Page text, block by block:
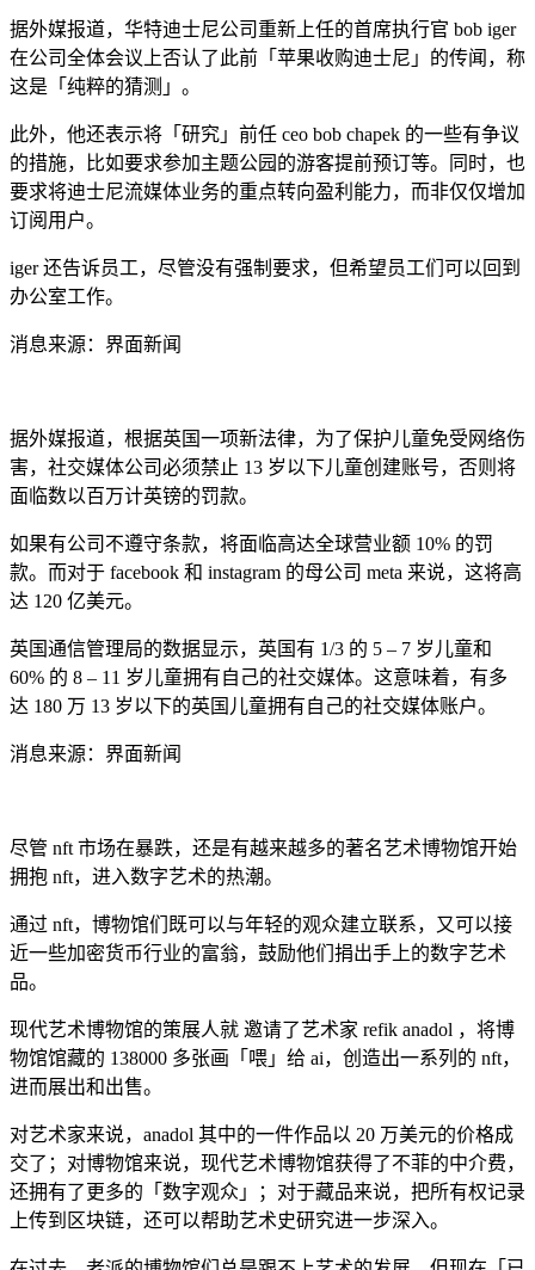
据外媒报道，华特迪士尼公司重新上任的首席执行官 bob iger
在公司全体会议上否认了此前「苹果收购迪士尼」的传闻，称
这是「纯粹的猜测」。
此外，他还表示将「研究」前任 ceo bob chapek 的一些有争议
的措施，比如要求参加主题公园的游客提前预订等。同时，也
要求将迪士尼流媒体业务的重点转向盈利能力，而非仅仅增加
订阅用户。
iger 还告诉员工，尽管没有强制要求，但希望员工们可以回到
办公室工作。
消息来源：界面新闻
据外媒报道，根据英国一项新法律，为了保护儿童免受网络伤
害，社交媒体公司必须禁止 13 岁以下儿童创建账号，否则将
面临数以百万计英镑的罚款。
如果有公司不遵守条款，将面临高达全球营业额 10% 的罚
款。而对于 facebook 和 instagram 的母公司 meta 来说，这将高
达 120 亿美元。
英国通信管理局的数据显示，英国有 1/3 的 5 – 7 岁儿童和
60% 的 8 – 11 岁儿童拥有自己的社交媒体。这意味着，有多
达 180 万 13 岁以下的英国儿童拥有自己的社交媒体账户。
消息来源：界面新闻
尽管 nft 市场在暴跌，还是有越来越多的著名艺术博物馆开始
拥抱 nft，进入数字艺术的热潮。
通过 nft，博物馆们既可以与年轻的观众建立联系，又可以接
近一些加密货币行业的富翁，鼓励他们捐出手上的数字艺术
品。
现代艺术博物馆的策展人就 邀请了艺术家 refik anadol ，将博
物馆馆藏的 138000 多张画「喂」给 ai，创造出一系列的 nft，
进而展出和出售。
对艺术家来说，anadol 其中的一件作品以 20 万美元的价格成
交了；对博物馆来说，现代艺术博物馆获得了不菲的中介费，
还拥有了更多的「数字观众」；对于藏品来说，把所有权记录
上传到区块链，还可以帮助艺术史研究进一步深入。